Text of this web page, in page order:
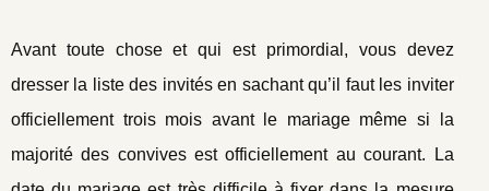
Avant toute chose et qui est primordial, vous devez
dresser la liste des invités en sachant qu’il faut les inviter
officiellement trois mois avant le mariage même si la
majorité des convives est officiellement au courant. La